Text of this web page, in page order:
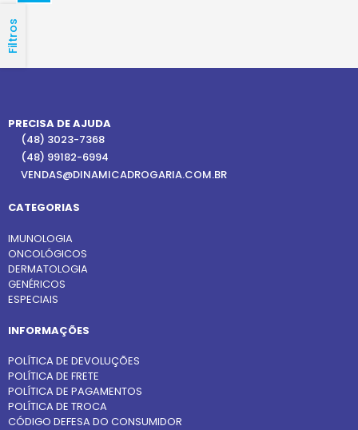
Filtros
PRECISA DE AJUDA
(48) 3023-7368
(48) 99182-6994
VENDAS@DINAMICADROGARIA.COM.BR
CATEGORIAS
IMUNOLOGIA
ONCOLÓGICOS
DERMATOLOGIA
GENÉRICOS
ESPECIAIS
INFORMAÇÕES
POLÍTICA DE DEVOLUÇÕES
POLÍTICA DE FRETE
POLÍTICA DE PAGAMENTOS
POLÍTICA DE TROCA
CÓDIGO DEFESA DO CONSUMIDOR